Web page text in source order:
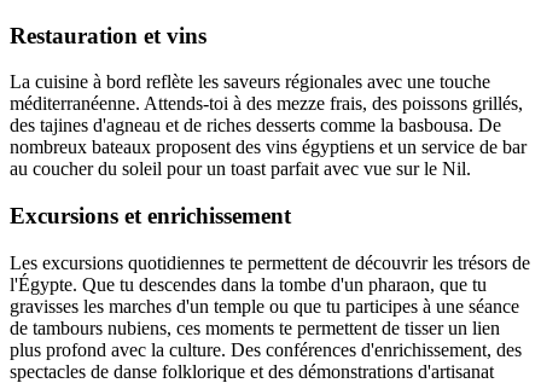
Restauration et vins
La cuisine à bord reflète les saveurs régionales avec une touche
méditerranéenne. Attends-toi à des mezze frais, des poissons grillés,
des tajines d'agneau et de riches desserts comme la basbousa. De
nombreux bateaux proposent des vins égyptiens et un service de bar
au coucher du soleil pour un toast parfait avec vue sur le Nil.
Excursions et enrichissement
Les excursions quotidiennes te permettent de découvrir les trésors de
l'Égypte. Que tu descendes dans la tombe d'un pharaon, que tu
gravisses les marches d'un temple ou que tu participes à une séance
de tambours nubiens, ces moments te permettent de tisser un lien
plus profond avec la culture. Des conférences d'enrichissement, des
spectacles de danse folklorique et des démonstrations d'artisanat